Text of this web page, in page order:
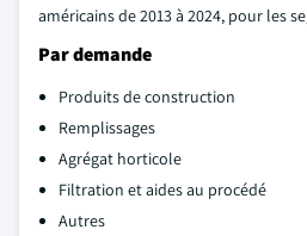
américains de 2013 à 2024, pour les
Par demande
Produits de construction
Remplissages
Agrégat horticole
Filtration et aides au procédé
Autres